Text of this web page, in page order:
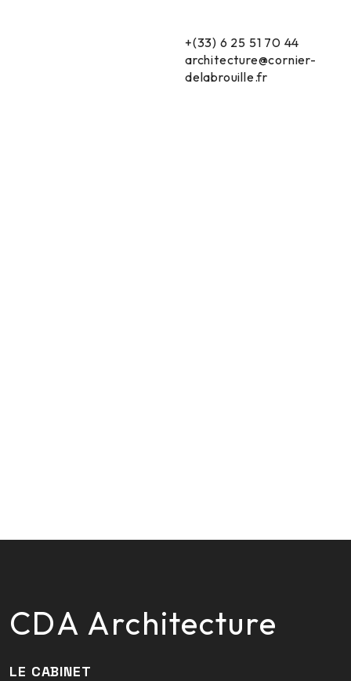
+(33) 6 25 51 70 44
architecture@cornier-
delabrouille.fr
CDA Architecture
LE CABINET